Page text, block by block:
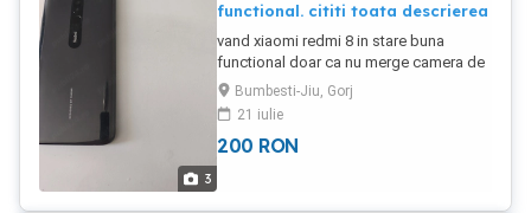
3
functional. cititi toata descrierea
vand xiaomi redmi 8 in stare buna
functional doar ca nu merge camera de
selfie , da eroare.Este liber in retea ,
estectic cum se vede in foto.Are 4giga
rami si 64 memorie , se misca foarte
bine pe net.
Bumbesti-Jiu, Gorj
21 iulie
200 RON